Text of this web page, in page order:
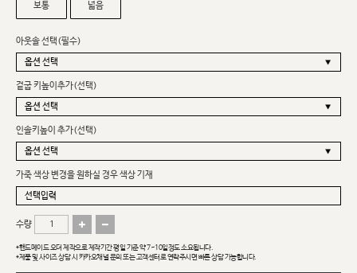
보통 넓음
아웃솔 선택(필수)
겉굽 키높이추가(선택)
인솔키높이 추가(선택)
가죽 색상 변경을 원하실 경우 색상 기재
수량
*핸드메이드 오더 제작으로 제작기간 평일 기준 약 7~10일정도 소요됩니다.
*제품 및 사이즈 상담 시 카카오채널 문의 또는 고객센터로 연락주시면 빠른 상담 가능합니다.